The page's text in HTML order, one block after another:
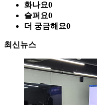
화나요0
슬퍼요0
더 궁금해요0
최신뉴스